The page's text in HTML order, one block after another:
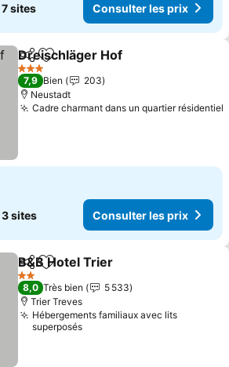
7 sites Consulter les prix
PartagerAjouter à mes favoris
Dreischläger Hof
3 Étoiles
7,9 Bien
203
Neustadt
Cadre charmant dans un quartier résidentiel
3 sites Consulter les prix
PartagerAjouter à mes favoris
B&B Hotel Trier
2 Étoiles
8,0 Très bien
5 533
Trier Treves
Hébergements familiaux avec lits
superposés